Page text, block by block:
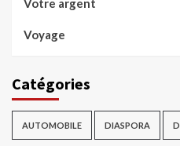
Votre argent
Voyage
Catégories
AUTOMOBILE DIASPORA